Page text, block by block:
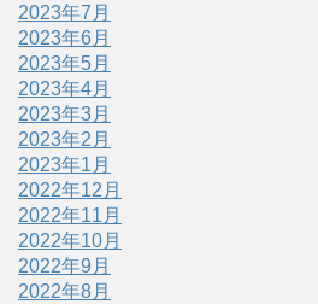
2023年7月
2023年6月
2023年5月
2023年4月
2023年3月
2023年2月
2023年1月
2022年12月
2022年11月
2022年10月
2022年9月
2022年8月